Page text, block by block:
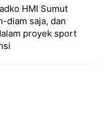
HMI Sumut
diam saja, dan
proyek sport